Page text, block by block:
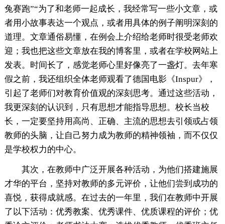
兔赛跑”“为了和老师一起成长，我经常写一些小文章，或
者用小故事表达一个观点，或者用具体的例子阐明深刻的
道理。文章通俗易懂，在例会上介绍给老师时很受老师欢
迎；我也把这些文章放在我的博客里，或者在学校网站上
发表。时间长了，感觉老师心里好像亮了一盏灯。去年寒
假之前，我还组织全体老师观看了德国电影《Inspur》，
引起了老师们对教育价值观的深刻思考。通过这些活动，
我更深刻的认识到，只有思想才能指导思想。校长当校
长，一定要坚持用高尚、正确、主流的思想去引领或占领
教师的头脑，让自己努力成为教师的精神领袖，而不仅仅
是学校权力的中心。
其次，在教师中广泛开展各种活动，为他们搭建施展
才华的平台，坚持对教师的多元评价，让他们尝到成功的
喜悦，获得成就感。在过去的一年里，我们在教师中开展
了以下活动：优秀教案、优秀课件、优质课程的评价；优